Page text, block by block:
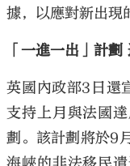
據，以應對新出現
「一進一出」計
英國內政部3日還
支持上月與法國
劃。該計劃將於9